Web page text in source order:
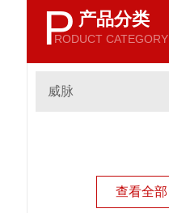
P 产品分类
RODUCT CATEGORY
威脉
查看全部